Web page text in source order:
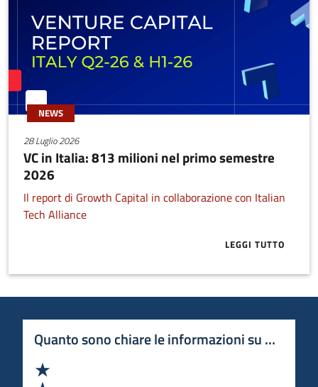
NEWS
28 Luglio 2026
VC in Italia: 813 milioni nel primo semestre
2026
Il report di Growth Capital in collaborazione con Italian
Tech Alliance
LEGGI TUTTO
ABOUT VC
Quanto sono chiare le informazioni su questa